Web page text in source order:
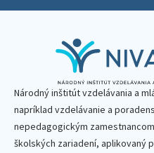
Národný inštitút vzdelávania a
napríklad vzdelávanie a
nepedagogickým
školských zariadení, aplikovaný